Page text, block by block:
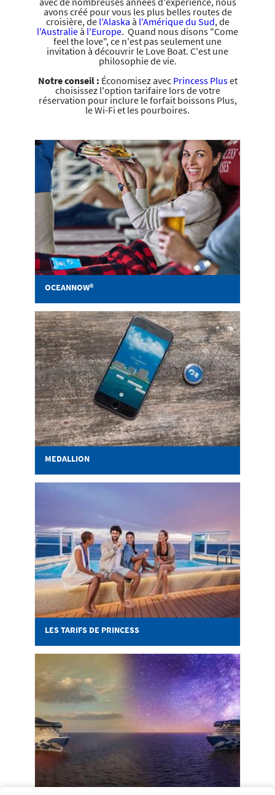
avons créé pour vous les plus belles routes de
croisière, de l'Alaska à l'Amérique du Sud, de
l'Australieà l'Europe. Quand nous disons "Come
feel the love", ce n'est pas seulement une
invitation à découvrir le Love Boat. C'est une
philosophie de vie.
Notre conseil : Économisez avec Princess Pluset
choisissez l'option tarifaire lors de votre
réservation pour inclure le forfait boissons Plus,
le Wi-Fi et les pourboires.
OCEANNOW®
MEDALLION
LES TARIFS DE PRINCESS